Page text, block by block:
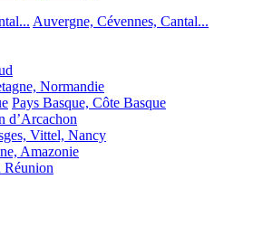
Auvergne, Cévennes, Cantal...
Normandie
Pays Basque, Côte Basque
d’Arcachon
Vittel, Nancy
Amazonie
Réunion